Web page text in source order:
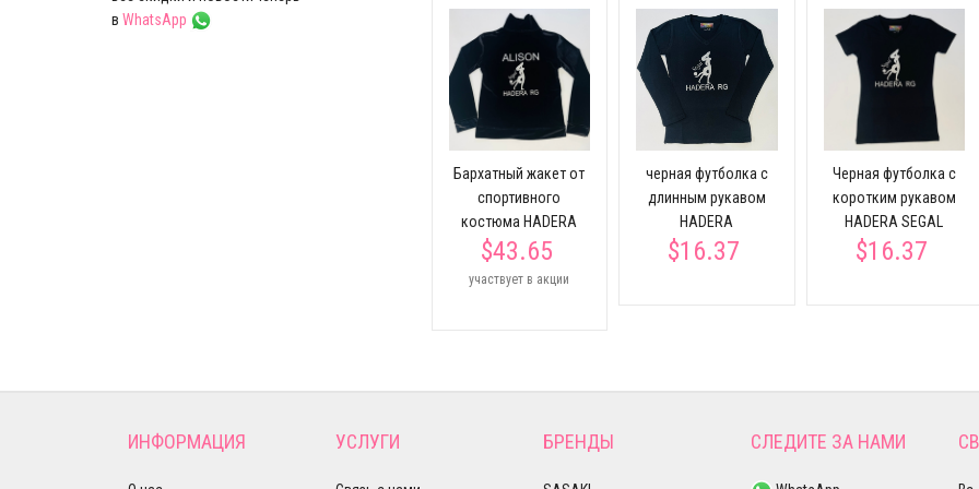
Бархатный жакет от
спортивного
костюма HADERA
$43.65
участвует в акции
черная футболка с
длинным рукавом
HADERA
$16.37
Черная футболка с
коротким рукавом
HADERA SEGAL
$16.37
в WhatsApp
ИНФОРМАЦИЯ УСЛУГИ БРЕНДЫ СЛЕДИТЕ ЗА НАМИ